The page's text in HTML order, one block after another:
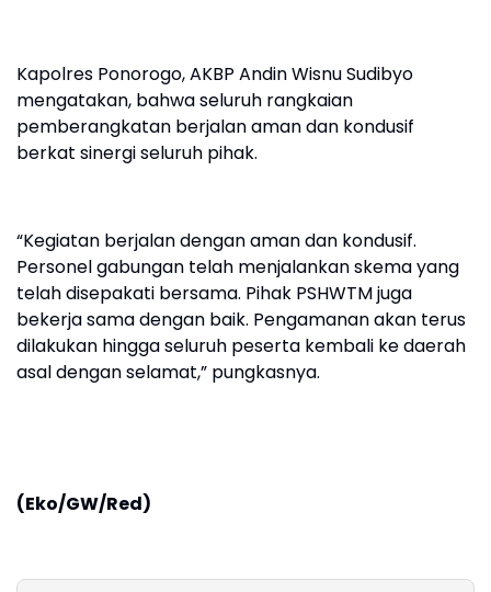
Kapolres Ponorogo, AKBP Andin Wisnu Sudibyo
mengatakan, bahwa seluruh rangkaian
pemberangkatan berjalan aman dan kondusif
berkat sinergi seluruh pihak.
“Kegiatan berjalan dengan aman dan kondusif.
Personel gabungan telah menjalankan skema yang
telah disepakati bersama. Pihak PSHWTM juga
bekerja sama dengan baik. Pengamanan akan terus
dilakukan hingga seluruh peserta kembali ke daerah
asal dengan selamat,” pungkasnya.
(Eko/GW/Red)